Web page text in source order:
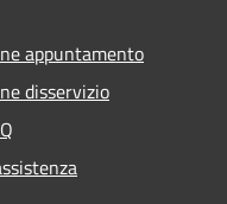
appuntamento
disservizio